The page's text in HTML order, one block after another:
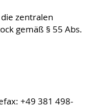
zentralen
gemäß § 55 Abs.
+49 381 498-